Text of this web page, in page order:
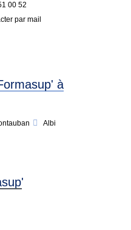
00 52
par mail
à
Albi